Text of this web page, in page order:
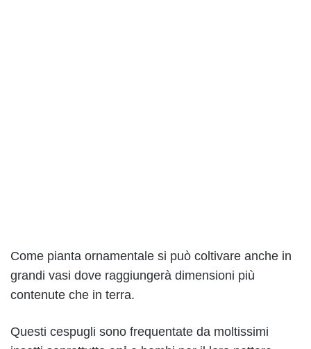
Come pianta ornamentale si può coltivare anche in
grandi vasi dove raggiungerà dimensioni più
contenute che in terra.
Questi cespugli sono frequentate da moltissimi